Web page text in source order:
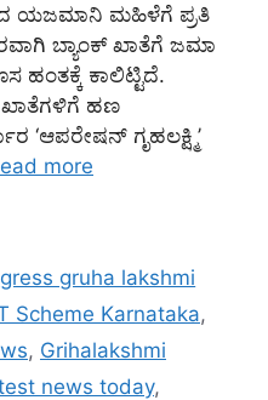
ಯಜಮಾನಿ ಮಹಿಳೆಗೆ ಪ್ರತಿ
ಬ್ಯಾಂಕ್ ಖಾತೆಗೆ ಜಮಾ
ಕಾಲಿಟ್ಟಿದೆ.
ಖಾತೆಗಳಿಗೆ ಹಣ
‘ಆಪರೇಷನ್ ಗೃಹಲಕ್ಷ್ಮಿ’
more
gruha lakshmi
Scheme Karnataka,
, Grihalakshmi
news today,